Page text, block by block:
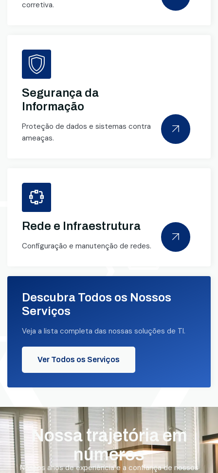
corretiva.
Segurança da
Informação
Proteção de dados e sistemas contra
ameaças.
Rede e Infraestrutura
Configuração e manutenção de redes.
Descubra Todos os Nossos
Serviços
Veja a lista completa das nossas soluções de TI.
Ver Todos os Serviços
Nossa trajetória em
números
Nossos anos de experiência e a confiança de nossos